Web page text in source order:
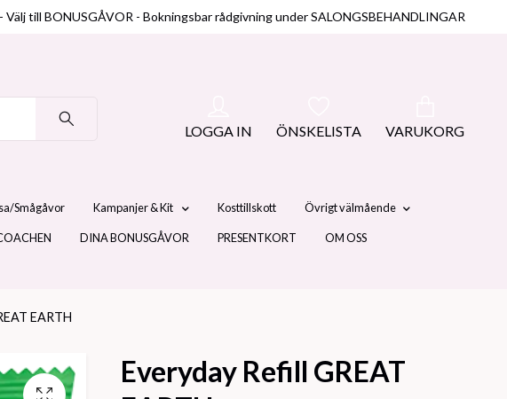
till BONUSGÅVOR - Bokningsbar rådgivning under SALONGSBEHANDLINGAR
LOGGA IN ÖNSKELISTA VARUKORG
Smågåvor Kampanjer & Kit Kosttillskott Övrigt välmående
DINA BONUSGÅVOR PRESENTKORT OM OSS
EARTH
Everyday Refill GREAT